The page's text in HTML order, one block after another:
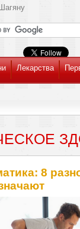
Лекарства
8